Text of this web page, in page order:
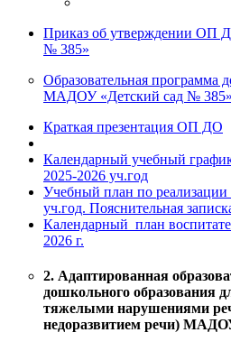
Приказ об утверждении ОП
№ 385»
Образовательная программа
МАДОУ «Детский сад № 385»
Краткая презентация ОП ДО
Календарный учебный
2025-2026 уч.год
Учебный план по
уч.год. Пояснительная
Календарный план
2026 г.
2. Адаптированная
дошкольного образования
тяжелыми нарушениями
недоразвитием речи)